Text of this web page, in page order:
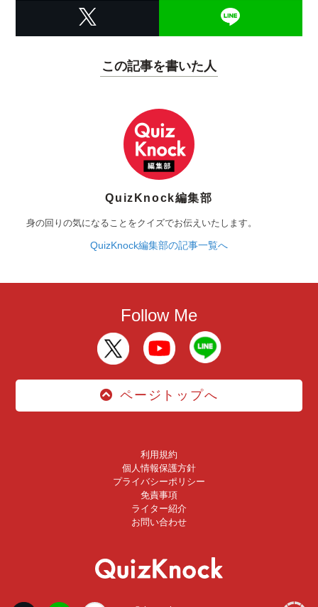
この記事を書いた人
QuizKnock編集部
身の回りの気になることをクイズでお伝えいたします。
QuizKnock編集部の記事一覧へ
Follow Me
ページトップへ
利用規約
個人情報保護方針
プライバシーポリシー
免責事項
ライター紹介
お問い合わせ